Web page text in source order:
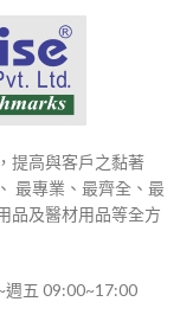
提高與客戶之黏著
最專業、最齊全、最
品及醫材用品等全方
週五 09:00~17:00